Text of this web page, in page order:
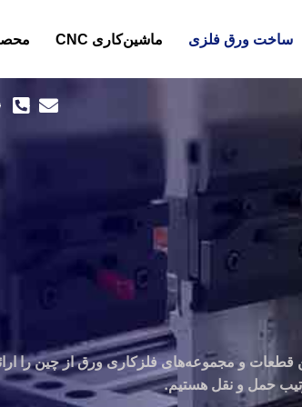
ساخت ورق فلزی ماشین‌کاری CNC
قطعات و مجموعه‌های فلزکاری ورق از چین را
ترتیب حمل و نقل هستیم.